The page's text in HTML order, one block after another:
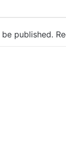
published.